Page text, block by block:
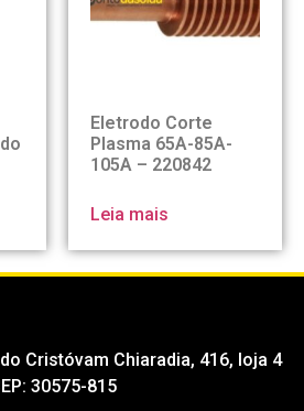
Eletrodo Corte
Plasma 65A-85A-
105A – 220842
Leia mais
Cristóvam Chiaradia, 416, loja 4
30575-815